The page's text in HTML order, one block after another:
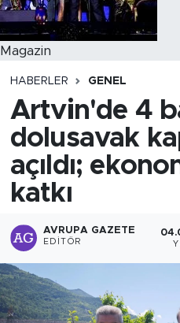
Magazin
HABERLER GENEL
Artvin'de 4
dolusavak
açıldı;
katkı
AVRUPA GAZETE
EDITÖR